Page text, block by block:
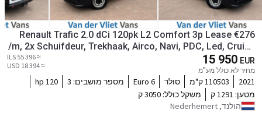
Renault Trafic 2.0 dCi 120pk L2 Comfort 3p Lease €276
/m, 2x Schuifdeur, Trekhaak, Airco, Navi, PDC, Led, Cruise
controle, Onderhoudshistorie aanwezig
15 950 EUR
מחיר לא כולל מע"מ
≈ 55 396 ILS
≈ 18 394 USD
2021 110503 ק"מ סולר Euro 6 מספר מושבים: 3
120 hp
מטען: 1291 ק משקל כולל: 3050 ק
הולנד, Nederhemert